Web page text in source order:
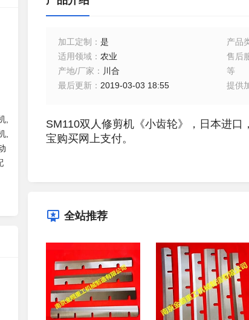
,
,
加工定制 ： 是 产品
适用领域 ： 农业 售后
产地/厂家 ： 川合 等
最后更新 ： 2019-03-03 18:55 提供
SM110双人修剪机《小齿轮》，日本进口，
宝购买网上支付。
全站推荐